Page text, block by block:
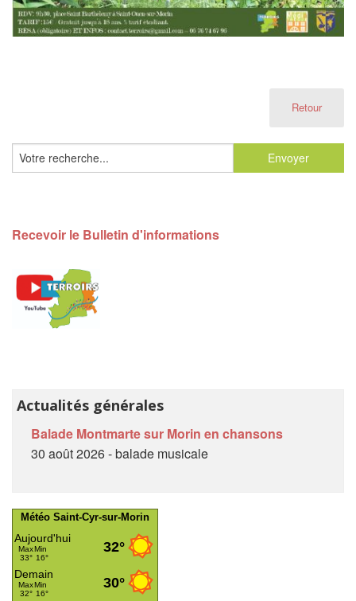
Retour
Recevoir le Bulletin d'informations
Actualités générales
Balade Montmarte sur Morin en chansons
30 août 2026 - balade musicale
Météo Saint-Cyr-sur-Morin